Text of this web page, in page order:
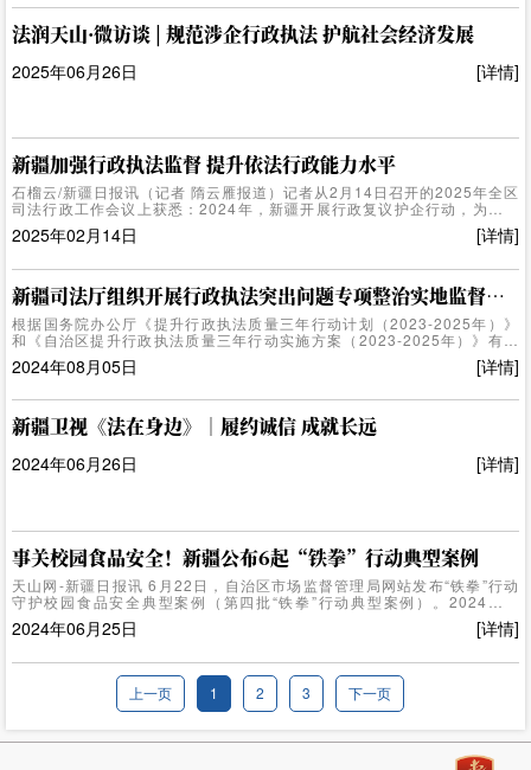
著。据了解，专项行动启动后，新疆迅速构建起自治区、地、县三级工作
体系，召开126场动员部署会，实现14个地（州、市）、96个县（市、
区）及各行政执法部门全覆盖。自治区司法厅成立由主要领导挂帅的工作
专班，通过4次厅党委专题会议高位推动，区地县396名专职人员下沉一
线，将整治“三个重点”“四类问...
法润天山·微访谈 | 规范涉企行政执法 护航社会经济发展
2025年06月26日 [详情]
新疆加强行政执法监督 提升依法行政能力水平
石榴云/新疆日报讯（记者 隋云雁报道）记者从2月14日召开的2025年全区
司法行政工作会议上获悉：2024年，新疆开展行政复议护企行动，为企业
挽回直接经济损失1.37亿元。2025年，新疆将进一步加强行政执法监督工
作，着力提升依法行政能力和水平。 2月14日，2025年全区司法行政工作
执法协调监督工作三年规划、行政裁量权基准制定和管理办法、行政处罚
听证程序实施办法，选设行政执法监督企业联系点，落实好规范涉企执法
专项行动任务，抓好严格规范涉企行政检查工作，促进严格规范公正文明
执法。 此外，新疆将探索完善行政处罚和刑事处罚双向衔接制度，抓
好衔接机制规范化...
2025年02月14日 [详情]
新疆司法厅组织开展行政执法突出问题专项整治实地监督工作
根据国务院办公厅《提升行政执法质量三年行动计划（2023-2025年）》
和《自治区提升行政执法质量三年行动实施方案（2023-2025年）》有关
工作部署安排，近日，新疆司法厅行政执法协调监督处与博州司法局组成
专项监督工作组，赴博州温泉县开展行政执法突出问题专项整治实地监督
行政执法领域突出问题清单，政府服务热线涉企投诉举报线索，近三年行
政复议纠错案件和行政诉讼败诉案件，确定此次实地监督工作重点。工作
组先后走访了温泉县行政执法监督联系点——温泉县胜旺食品有限公司，
以及温泉县博格达尔镇2家食品店，与企业负责人面对面交流，了解涉企行
政执法有无违反规定收费、变...
2024年08月05日 [详情]
新疆卫视《法在身边》｜履约诚信 成就长远
2024年06月26日 [详情]
事关校园食品安全！新疆公布6起“铁拳”行动典型案例
天山网-新疆日报讯 6月22日，自治区市场监督管理局网站发布“铁拳”行动
守护校园食品安全典型案例（第四批“铁拳”行动典型案例）。2024年以
来，自治区市场监管局深入推进全区市场监管系统行风建设，深化法治为
民办实事工作，以“铁拳”行动为抓手，加大校园食品安全排查整治力度，利
件。此次公布6起典型案件。伊犁哈萨克自治州伊宁市市场监督管理局查处
某技术学校经营不符合食品安全标准食品案。2024年3月6日，伊宁市市场
监督管理局执法人员对伊宁市某技术学校对外销售的熟鸡腿气味异常线索
进行现场核查，发现当事人对上述食品原料已履行进货查验制度，但未按
照规定温度进...
2024年06月25日 [详情]
上一页 1 2 3 下一页